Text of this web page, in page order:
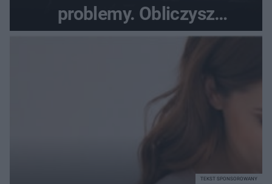
problemy. Obliczysz
poprawnie, ile to jest
TEKST SPONSOROWANY